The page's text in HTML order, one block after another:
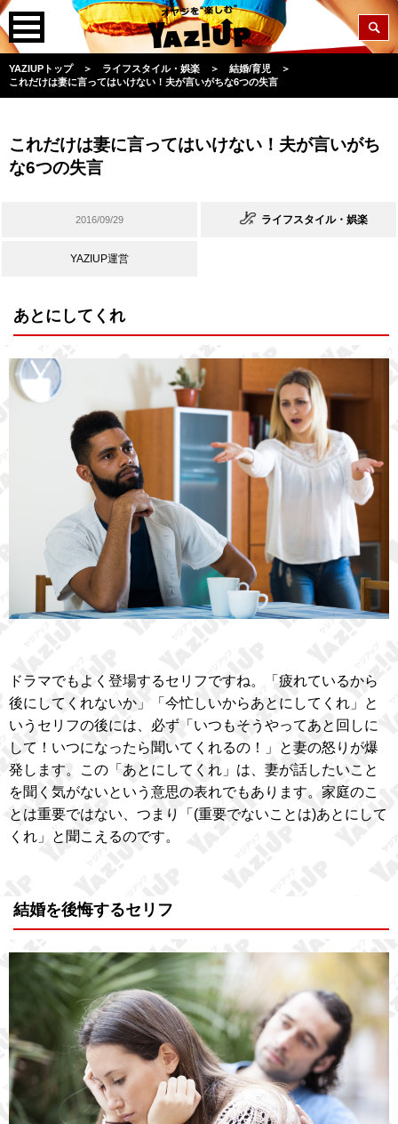
YAZIUPトップ ＞ ライフスタイル・娯楽 ＞ 結婚/育児
＞
これだけは妻に言ってはいけない！夫が言いがちな6つの失言
これだけは妻に言ってはいけない！夫が言いがち
な6つの失言
2016/09/29 ライフスタイル・娯楽
YAZIUP運営
あとにしてくれ
ドラマでもよく登場するセリフですね。「疲れているから
後にしてくれないか」「今忙しいからあとにしてくれ」と
いうセリフの後には、必ず「いつもそうやってあと回しに
して！いつになったら聞いてくれるの！」と妻の怒りが爆
発します。この「あとにしてくれ」は、妻が話したいこと
を聞く気がないという意思の表れでもあります。家庭のこ
とは重要ではない、つまり「(重要でないことは)あとにして
くれ」と聞こえるのです。
結婚を後悔するセリフ